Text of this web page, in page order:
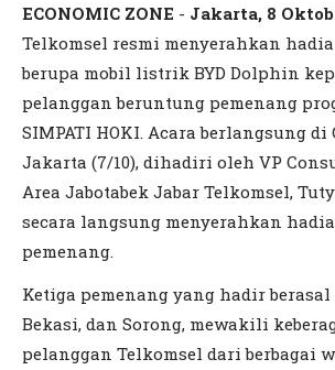
ECONOMIC ZONE - Jakarta, 8
Telkomsel resmi menyerahkan
berupa mobil listrik BYD Dolphin
pelanggan beruntung pemenang
SIMPATI HOKI. Acara berlangsung di
Jakarta (7/10), dihadiri oleh VP
Area Jabotabek Jabar Telkomsel,
secara langsung menyerahkan
pemenang.
Ketiga pemenang yang hadir
Bekasi, dan Sorong, mewakili
pelanggan Telkomsel dari berbagai